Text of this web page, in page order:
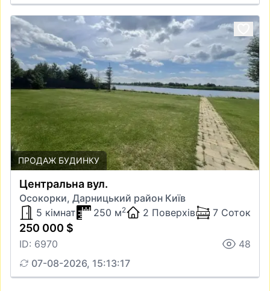
ПРОДАЖ БУДИНКУ
Центральна вул.
Осокорки, Дарницький район Київ
5 кімнат
250 м2 2 Поверхів 7 Соток
250 000 $
ID: 6970
48
07-08-2026, 15:13:17